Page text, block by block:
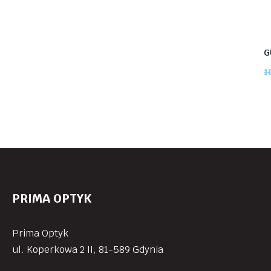
PRIMA OPTYK
Prima Optyk
ul. Koperkowa 2 II, 81-589 Gdynia